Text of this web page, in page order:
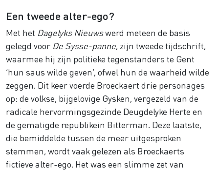
Een tweede alter-ego?
Met het Dagelyks Nieuwswerd meteen de basis
gelegd voor De Sysse-panne , zijn tweede tijdschrift,
waarmee hij zijn politieke tegenstanders te Gent
‘hun saus wilde geven’, ofwel hun de waarheid wilde
zeggen. Dit keer voerde Broeckaert drie personages
op: de volkse, bijgelovige Gysken, vergezeld van de
radicale hervormingsgezinde Deugdelyke Herte en
de gematigde republikein Bitterman. Deze laatste,
die bemiddelde tussen de meer uitgesproken
stemmen, wordt vaak gelezen als Broeckaerts
fictieve alter-ego. Het was een slimme zet van